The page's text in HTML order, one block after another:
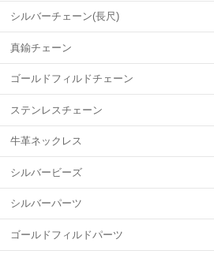
シルバーチェーン(長尺)
真鍮チェーン
ゴールドフィルドチェーン
ステンレスチェーン
牛革ネックレス
シルバービーズ
シルバーパーツ
ゴールドフィルドパーツ